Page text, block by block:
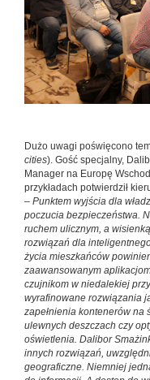
Dużo uwagi poświęcono
cities). Gość specjalny,
Manager na Europę
przykładach potwierdził
– Punktem wyjścia dla
poczucia bezpieczeństwa.
ruchem ulicznym, a
rozwiązań dla
życia mieszkańców
zaawansowanym
czujnikom w niedalekiej
wyrafinowane rozwiązania
zapełnienia kontenerów na
ulewnych deszczach czy
oświetlenia. Dalibor
innych rozwiązań,
geograficzne. Niemniej